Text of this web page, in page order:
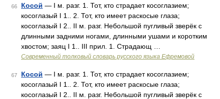
66 Косой — I м. разг. 1. Тот, кто страдает косоглазием;
косоглазый I 1.. 2. Тот, кто имеет раскосые глаза;
косоглазый I 2.. II м. разг. Небольшой пугливый зверёк с
длинными задними ногами, длинными ушами и коротким
хвостом; заяц I 1.. III прил. 1. Страдающ …
Современный толковый словарь русского языка Ефремовой
67 Косой — I м. разг. 1. Тот, кто страдает косоглазием;
косоглазый I 1.. 2. Тот, кто имеет раскосые глаза;
косоглазый I 2.. II м. разг. Небольшой пугливый зверёк с